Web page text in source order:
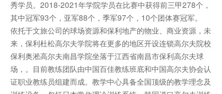
秀学员。2018-2021年学院学员在比赛中获得前三甲278个，
其中冠军93个，亚军88个，季军97个，10个团体赛冠军。
依托于文旅公司的球场资源和保利地产的物业、商业资源，未
来，保利杜松高尔夫学院将在更多的地区开设连锁高尔夫院校
保利奥淞高尔夫南昌学院坐落于江西省南昌市保利高尔夫球
场，。目前教练团队由中国百佳教练班底和中国高尔夫协会认
证职业教练员组建而成。教学中心具备全国顶级的教学理念及